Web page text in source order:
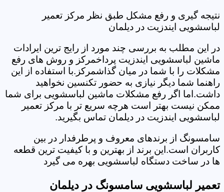
نتیجه گیری و رفع مشکل طبق نظر مرکز تعمیر
لباسشویی ایندزیت در دیلمان
در این مطلب به بررسی چند مورد از رایج ترین ایرادات
ماشین لباسشویی ایندزیت پرداخمرکز و روش های رفع
مشکلات را با شما در میان گذاشمرکز.با استفاده از این
راهنما شما دیگر نیازی به حضور تکنسین نخواهید
داشت.اما اگر رفع مشکلات ماشین لباسشویی برای شما
ممکن نیست بهتر است هرچه سریع تر با مرکز تعمیر
لباسشویی ایندزیت در دیلمان تماس بگیرید.
سامسونگ از برندهای معروف و پرطرفدار در بین
کاربران است.این برند از بهترین و با کیفیت ترین قطعه
ها در ساخت دستگاه لباسشویی بهره می گیرد
تعمیر لباسشویی سامسونگ در دیلمان